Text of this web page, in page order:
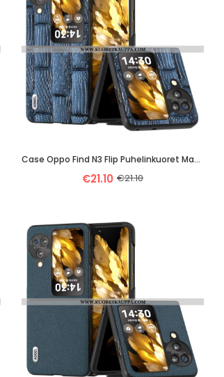
Case Oppo Find N3 Flip Puhelinkuoret Mahjong-Tekstuuri Abeel
€21.10 €21.10